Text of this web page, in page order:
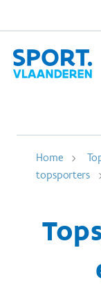
Home
topsporters